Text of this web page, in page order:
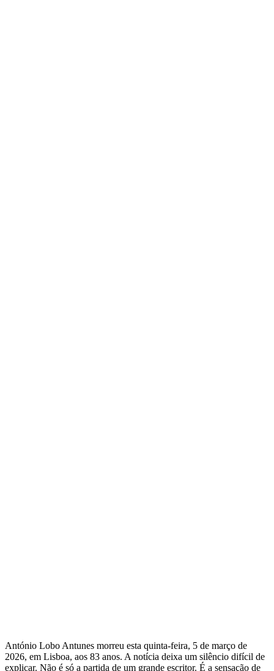
António Lobo Antunes morreu esta quinta-feira, 5 de março de
2026, em Lisboa, aos 83 anos. A notícia deixa um silêncio difícil de
explicar. Não é só a partida de um grande escritor. É a sensação de